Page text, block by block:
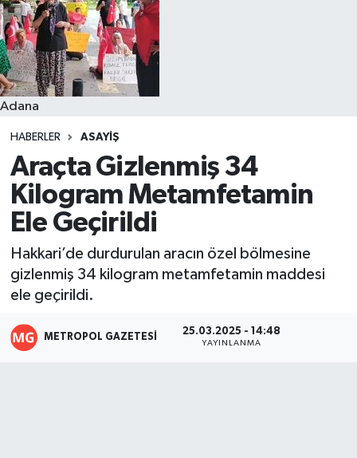
Adana
HABERLER ASAYIŞ
Araçta Gizlenmiş 34
Kilogram Metamfetamin
Ele Geçirildi
Hakkari’de durdurulan aracın özel bölmesine
gizlenmiş 34 kilogram metamfetamin maddesi
ele geçirildi.
METROPOL GAZETESI 25.03.2025 - 14:48
YAYINLANMA
Resmi İlanlar